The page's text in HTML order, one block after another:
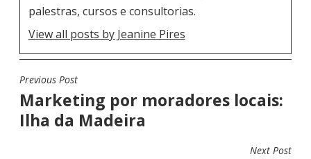
palestras, cursos e consultorias.
View all posts by Jeanine Pires
N
A
V
Previous Post
Marketing por moradores locais:
Ilha da Madeira
Next Post